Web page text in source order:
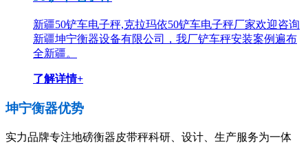
新疆50铲车电子秤,克拉玛依50铲车电子秤厂家欢迎咨询
新疆坤宁衡器设备有限公司，我厂铲车秤安装案例遍布
全新疆。
了解详情+
坤宁衡器优势
实力品牌专注地磅衡器皮带秤科研、设计、生产服务为一体